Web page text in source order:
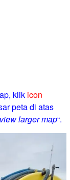
klik icon
peta di atas
larger map“.